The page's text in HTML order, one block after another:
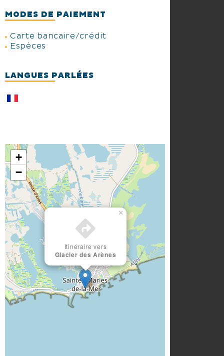
MODES DE PAIEMENT
Carte bancaire/crédit
Espèces
LANGUES PARLÉES
Itinéraire vers
Glacier des Arènes
×
+
−